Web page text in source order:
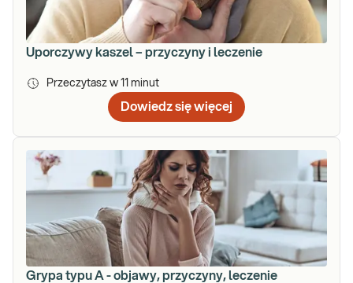
Uporczywy kaszel – przyczyny i leczenie
Przeczytasz w 11 minut
Dowiedz się więcej
Grypa typu A - objawy, przyczyny, leczenie